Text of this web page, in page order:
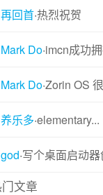
再回首·热烈祝贺
Mark Do·imcn成功
Mark Do·Zorin OS
养乐多·elementary...
god·写个桌面启动器
文章